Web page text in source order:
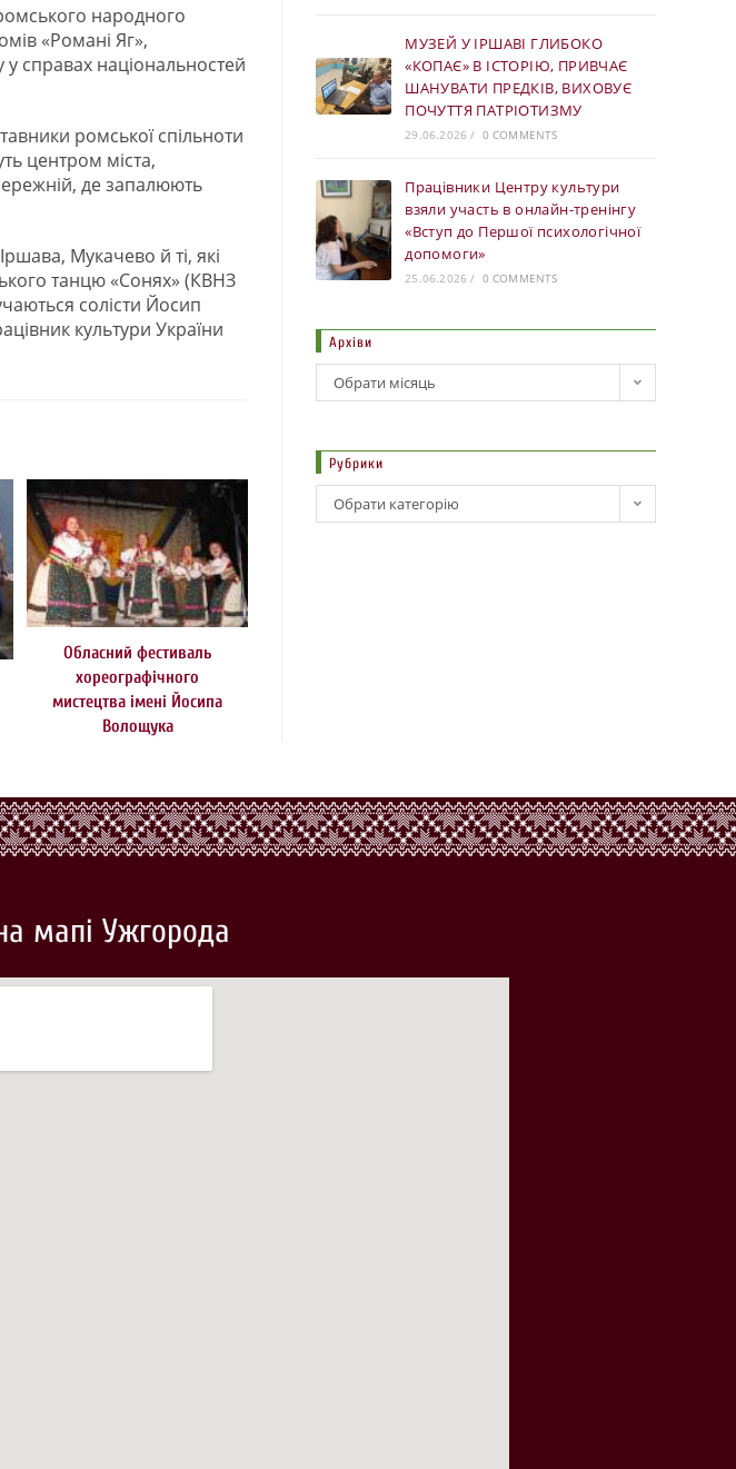
народного
«Романі Яг»,
у справах національностей
ромської спільноти
центром міста,
де запалюють
Мукачево й ті, які
танцю «Сонях» (КВНЗ
солісти Йосип
культури України
Обласний фестиваль
хореографічного
мистецтва імені Йосипа
Волощука
МУЗЕЙ У ІРШАВІ ГЛИБОКО
«КОПАЄ» В ІСТОРІЮ, ПРИВЧАЄ
ШАНУВАТИ ПРЕДКІВ, ВИХОВУЄ
ПОЧУТТЯ ПАТРІОТИЗМУ
29.06.2026 / 0 COMMENTS
Працівники Центру культури
взяли участь в онлайн-тренінгу
«Вступ до Першої психологічної
допомоги»
25.06.2026 / 0 COMMENTS
Архіви
Обрати місяць
Рубрики
Обрати категорію
мапі Ужгорода